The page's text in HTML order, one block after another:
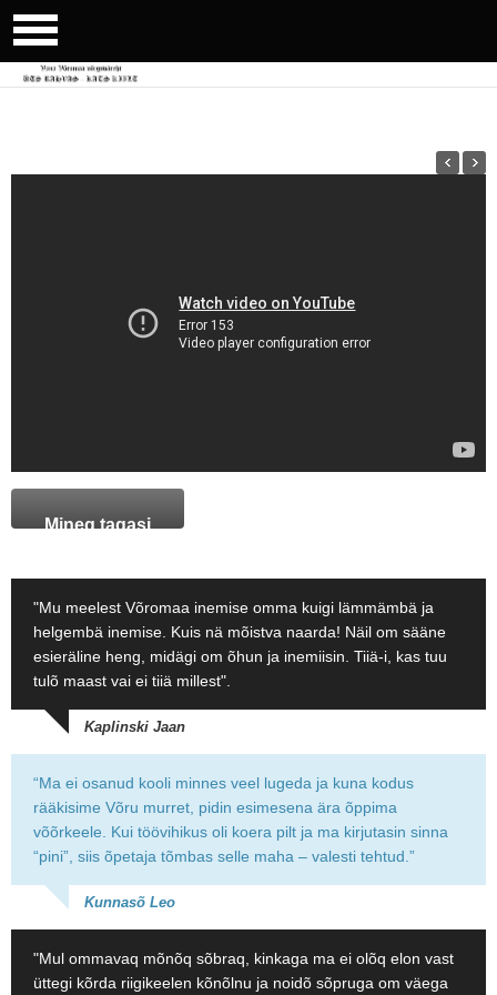
Mineq tagasi
"Mu meelest Võromaa inemise omma kuigi lämmämbä ja
helgembä inemise. Kuis nä mõistva naarda! Näil om sääne
esieräline heng, midägi om õhun ja inemiisin. Tiiä-i, kas tuu
tulõ maast vai ei tiiä millest".
Kaplinski Jaan
“Ma ei osanud kooli minnes veel lugeda ja kuna kodus
rääkisime Võru murret, pidin esimesena ära õppima
võõrkeele. Kui töövihikus oli koera pilt ja ma kirjutasin sinna
“pini”, siis õpetaja tõmbas selle maha – valesti tehtud.”
Kunnasõ Leo
"Mul ommavaq mõnõq sõbraq, kinkaga ma ei olõq elon vast
üttegi kõrda riigikeelen kõnõlnu ja noidõ sõpruga om väega